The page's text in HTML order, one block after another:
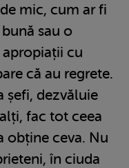
mic, cum ar fi
sau o
cu
că au regrete.
șefi, dezvăluie
fac tot ceea
obține ceva. Nu
în ciuda